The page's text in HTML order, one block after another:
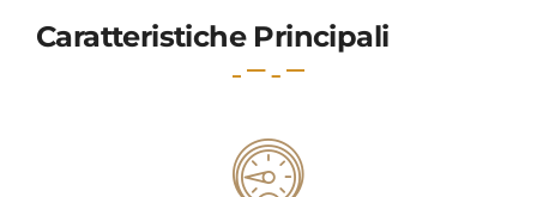
Caratteristiche Principali